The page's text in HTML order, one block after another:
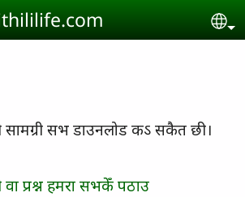
सभ डाउनलोड कऽ सकैत छी।
प्रश्न हमरा सभकेँ पठाउ